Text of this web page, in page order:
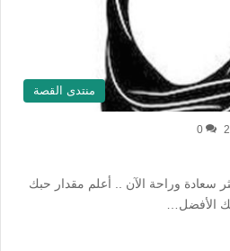
منتدى القصة
0
سعادة وراحة الآن .. أعلم مقدار حبك
الأفضل…